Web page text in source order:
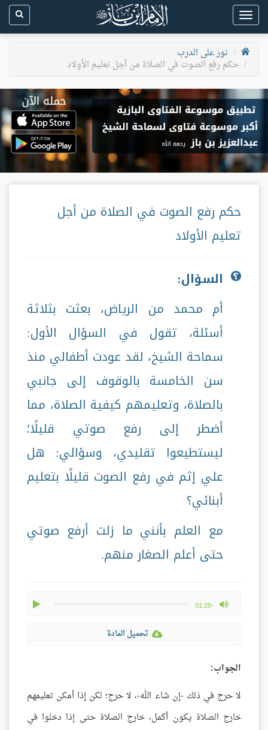
Toggle
navigation
نور على الدرب
حكم رفع الصوت في الصلاة من أجل تعليم الأولاد
حكم رفع الصوت في الصلاة من أجل
تعليم الأولاد
السؤال:
أم محمد من الرياض، بعثت بثلاثة
أسئلة، تقول في السؤال الأول:
سماحة الشيخ، لقد عودت أطفالي منذ
سن الخامسة بالوقوف إلى جانبي
بالصلاة، وتعليمهم كيفية الصلاة، مما
أضطر إلى رفع صوتي قليلًا؛
ليستطيعوا تقليدي، وسؤالي: هل
علي إثم في رفع الصوت قليلًا بتعليم
أبنائي؟
مع العلم بأنني ما زلت أرفع صوتي
حتى أعلم الصغار منهم.
-01:28
max volume
تحميل المادة
الجواب:
لا حرج في ذلك -إن شاء الله-، لا حرج؛ لكن إذا أمكن تعليمهم
خارج الصلاة يكون أكمل، خارج الصلاة حتى إذا دخلوا في